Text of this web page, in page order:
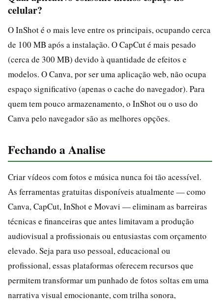
celular?
O InShot é o mais leve entre os principais, ocupando cerca
de 100 MB após a instalação. O CapCut é mais pesado
(cerca de 300 MB) devido à quantidade de efeitos e
modelos. O Canva, por ser uma aplicação web, não ocupa
espaço significativo (apenas o cache do navegador). Para
quem tem pouco armazenamento, o InShot ou o uso do
Canva pelo navegador são as melhores opções.
Fechando a Analise
Criar vídeos com fotos e música nunca foi tão acessível.
As ferramentas gratuitas disponíveis atualmente — como
Canva, CapCut, InShot e Movavi — eliminam as barreiras
técnicas e financeiras que antes limitavam a produção
audiovisual a profissionais ou entusiastas com orçamento
elevado. Seja para uso pessoal, educacional ou
profissional, essas plataformas oferecem recursos que
permitem transformar um punhado de fotos soltas em uma
narrativa visual emocionante, com trilha sonora,